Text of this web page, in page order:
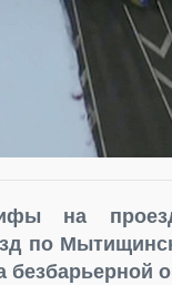
на
по
безбарьерной